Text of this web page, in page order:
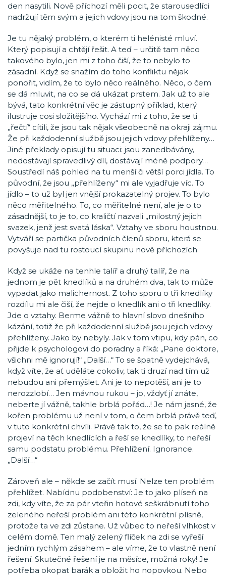
den nasytili. Nově příchozí měli pocit, že starousedlíci
nadržují těm svým a jejich vdovy jsou na tom škodné.
Je tu nějaký problém, o kterém ti helénisté mluví.
Který popisují a chtějí řešit. A teď – určitě tam něco
takového bylo, jen mi z toho čiší, že to nebylo to
zásadní. Když se snažím do toho konfliktu nějak
ponořit, vidím, že to bylo něco reálného. Něco, o čem
se dá mluvit, na co se dá ukázat prstem. Jak už to ale
bývá, tato konkrétní věc je zástupný příklad, který
ilustruje cosi složitějšího. Vychází mi z toho, že se ti
„řečtí“ cítili, že jsou tak nějak všeobecně na okraji zájmu.
Že při každodenní službě jsou jejich vdovy přehlíženy…
Jiné překlady opisují tu situaci: jsou zanedbávány,
nedostávají spravedlivý díl, dostávají méně podpory…
Soustředí náš pohled na tu menší či větší porci jídla. To
původní, že jsou „přehlíženy“ mi ale vyjadřuje víc. To
jídlo – to už byl jen vnější prokazatelný projev. To bylo
něco měřitelného. To, co měřitelné není, ale je o to
zásadnější, to je to, co kraličtí nazvali „milostný jejich
svazek, jenž jest svatá láska“. Vztahy ve sboru houstnou.
Vytváří se partička původních členů sboru, která se
povyšuje nad tu rostoucí skupinu nově příchozích.
Když se ukáže na tenhle talíř a druhý talíř, že na
jednom je pět knedlíků a na druhém dva, tak to může
vypadat jako malichernost. Z toho sporu o tři knedlíky
rozdílu mi ale čiší, že nejde o knedlík ani o tři knedlíky.
Jde o vztahy. Berme vážně to hlavní slovo dnešního
kázání, totiž že při každodenní službě jsou jejich vdovy
přehlíženy. Jako by nebyly. Jak v tom vtipu, kdy pán, co
přijde k psychologovi do poradny a říká: „Pane doktore,
všichni mě ignorují!“ „Další…“ To se špatně vydejchává,
když víte, že ať uděláte cokoliv, tak ti druzí nad tím už
nebudou ani přemýšlet. Ani je to nepotěší, ani je to
nerozzlobí… Jen mávnou rukou – jo, vždyť jí znáte,
neberte jí vážně, takhle brblá pořád…! Je nám jasné, že
kořen problému už není v tom, o čem brblá právě teď,
v tuto konkrétní chvíli. Právě tak to, že se to pak reálně
projeví na těch knedlících a řeší se knedlíky, to neřeší
samu podstatu problému. Přehlížení. Ignorance.
„Další…“
Zároveň ale – někde se začít musí. Nelze ten problém
přehlížet. Nabídnu podobenství: Je to jako plíseň na
zdi, kdy víte, že za pár vteřin hotové seškrábnutí toho
zeleného neřeší problém ani této konkrétní plísně,
protože ta ve zdi zůstane. Už vůbec to neřeší vlhkost v
celém domě. Ten malý zelený flíček na zdi se vyřeší
jedním rychlým zásahem – ale víme, že to vlastně není
řešení. Skutečné řešení je na měsíce, možná roky! Je
potřeba okopat barák a obložit ho nopovkou. Nebo